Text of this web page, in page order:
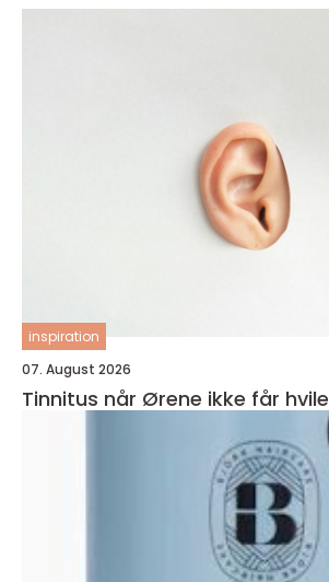
inspiration
07. August 2026
Tinnitus når Ørene ikke får hvile